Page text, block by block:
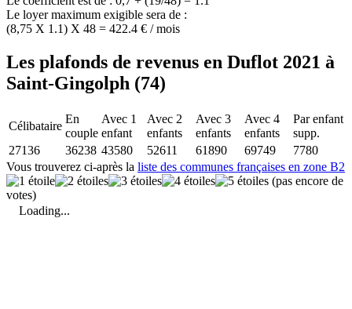
Le loyer maximum exigible sera de :
(8,75 X 1.1) X 48 = 422.4 € / mois
Les plafonds de revenus en Duflot 2021 à
Saint-Gingolph (74)
Célibataire
En
couple
Avec 1
enfant
Avec 2
enfants
Avec 3
enfants
Avec 4
enfants
Par enfant
supp.
27136
36238 43580 52611 61890 69749
7780
Vous trouverez ci-après la liste des communes françaises en zone B2
(pas encore de
votes)
Loading...